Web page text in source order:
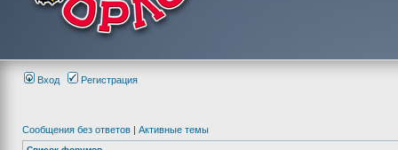
Вход Регистрация
Сообщения без ответов | Активные темы